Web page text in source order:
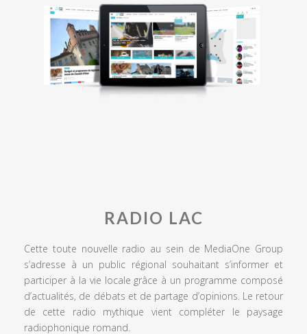
RADIO LAC
Cette toute nouvelle radio au sein de MediaOne Group
s’adresse à un public régional souhaitant s’informer et
participer à la vie locale grâce à un programme composé
d’actualités, de débats et de partage d’opinions. Le retour
de cette radio mythique vient compléter le paysage
radiophonique romand.